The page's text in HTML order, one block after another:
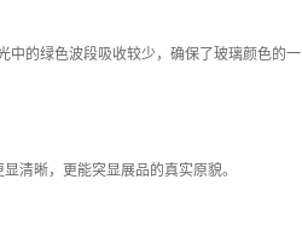
中的绿色波段吸收较少，确保了玻璃颜色的一
清晰，更能突显展品的真实原貌。